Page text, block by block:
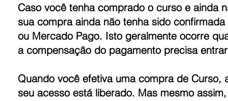
Caso você tenha comprado o curso e ainda
sua compra ainda não tenha sido
ou Mercado Pago. Isto geralmente ocorre
a compensação do pagamento precisa
Quando você efetiva uma compra de
seu acesso está liberado. Mas mesmo